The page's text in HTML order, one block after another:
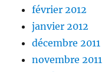
février 2012
janvier 2012
décembre 2011
novembre 2011